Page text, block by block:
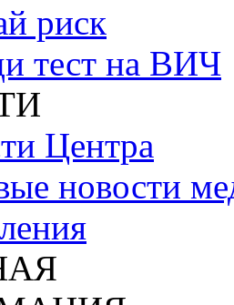
риск
тест на ВИЧ
Центра
новости